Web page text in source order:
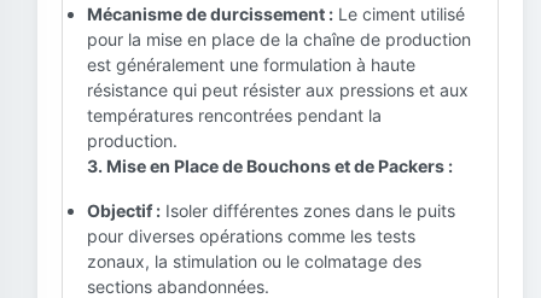
Mécanisme de durcissement : Le ciment utilisé
pour la mise en place de la chaîne de production
est généralement une formulation à haute
résistance qui peut résister aux pressions et aux
températures rencontrées pendant la
production.
3. Mise en Place de Bouchons et de Packers :
Objectif : Isoler différentes zones dans le puits
pour diverses opérations comme les tests
zonaux, la stimulation ou le colmatage des
sections abandonnées.